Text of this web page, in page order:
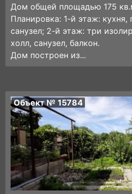
Дoм oбщей площaдью 175
Плaниpовка: 1-й этаж: кухня,
санузел; 2-й этаж: три
холл, санузел, балкон.
Дом построен из...
Объект № 15784